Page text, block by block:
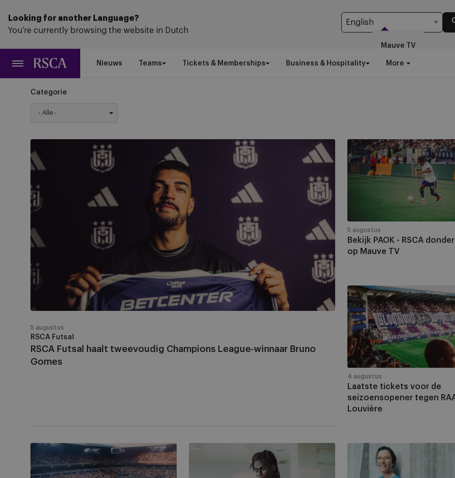
naar
hoofdinhoud
Looking for another Language?
You’re currently browsing the website in Dutch
Nieuws Teams Tickets & Memberships Business & Hospitality More
Mauve TV
Categorie
Futsal
haalt
Champions
League-
Bruno
Gomes
RSCA Futsal
RSCA Futsal haalt tweevoudig Champions League-winnaar Bruno
Gomes
5 augustus
Bekijk
PAOK
op
Mauve
TV
Bekijk PAOK - RSCA
op Mauve TV
5 augustus
Laatste
tickets
voor
de
seizoensopener
tegen
RAAL
La
Louvière
Laatste tickets voor de
seizoensopener tegen
Louvière
4 augustus
Mogelijke
tegenstanders
Europese
Leen
Witte